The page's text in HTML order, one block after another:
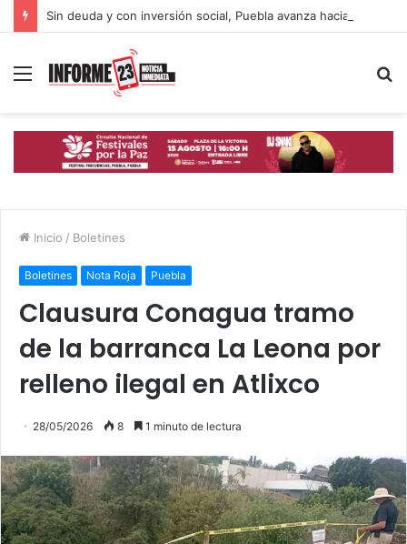
Menú
Inicio / Boletines
Boletines Nota Roja Puebla
Clausura Conagua tramo
de la barranca La Leona por
relleno ilegal en Atlixco
28/05/2026 8 1 minuto de lectura